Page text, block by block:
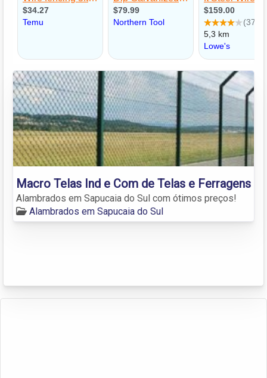
Macro Telas Ind e Com de Telas e Ferragens
Alambrados em Sapucaia do Sul com ótimos preços!
Alambrados em Sapucaia do Sul